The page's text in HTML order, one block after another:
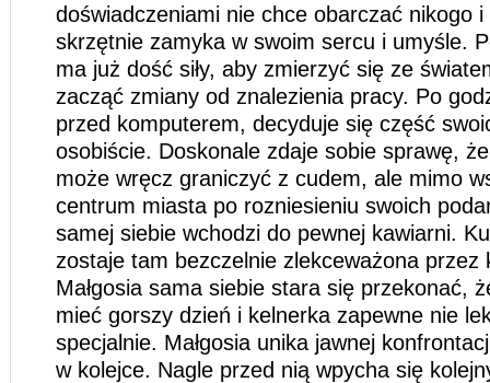
doświadczeniami nie chce obarczać nikogo i
skrzętnie zamyka w swoim sercu i umyśle.
ma już dość siły, aby zmierzyć się ze
zacząć zmiany od znalezienia pracy. Po
przed komputerem, decyduje się część
osobiście. Doskonale zdaje sobie sprawę,
może wręcz graniczyć z cudem, ale mimo
centrum miasta po rozniesieniu swoich
samej siebie wchodzi do pewnej kawiarni.
zostaje tam bezczelnie zlekceważona przez
Małgosia sama siebie stara się przekonać,
mieć gorszy dzień i kelnerka zapewne nie
specjalnie. Małgosia unika jawnej
w kolejce. Nagle przed nią wpycha się